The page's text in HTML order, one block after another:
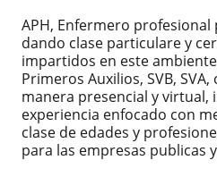
APH, Enfermero
dando clase particulare y
impartidos en este
Primeros Auxilios, SVB,
manera presencial y virtual,
experiencia enfocado con
clase de edades y
para las empresas publicas